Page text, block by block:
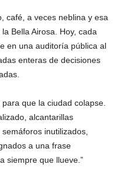
café, a veces neblina y esa
Bella Airosa. Hoy, cada
en una auditoría pública al
enteras de decisiones
que la ciudad colapse.
alcantarillas
inutilizados,
a una frase
siempre que llueve.”